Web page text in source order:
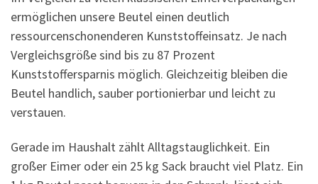
ermöglichen unsere Beutel einen deutlich
ressourcenschonenderen Kunststoffeinsatz. Je nach
Vergleichsgröße sind bis zu 87 Prozent
Kunststoffersparnis möglich. Gleichzeitig bleiben die
Beutel handlich, sauber portionierbar und leicht zu
verstauen.
Gerade im Haushalt zählt Alltagstauglichkeit. Ein
großer Eimer oder ein 25 kg Sack braucht viel Platz. Ein